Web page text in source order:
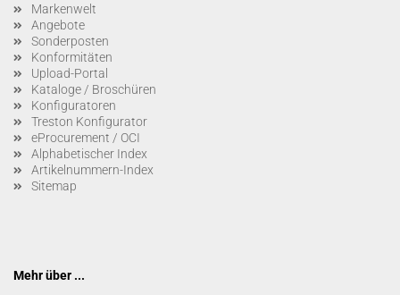
Markenwelt
Angebote
Sonderposten
Konformitäten
Upload-Portal
Kataloge / Broschüren
Konfiguratoren
Treston Konfigurator
eProcurement / OCI
Alphabetischer Index
Artikelnummern-Index
Sitemap
Mehr über ...